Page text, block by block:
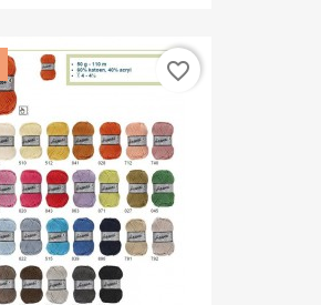
favorite_border